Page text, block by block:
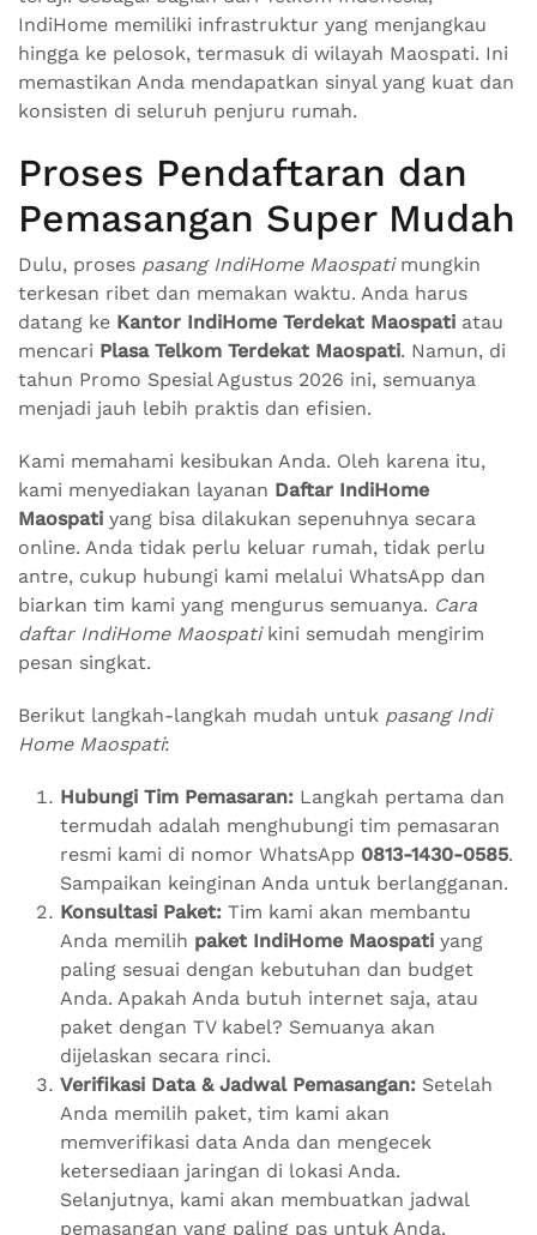
IndiHome memiliki infrastruktur yang menjangkau
hingga ke pelosok, termasuk di wilayah Maospati. Ini
memastikan Anda mendapatkan sinyal yang kuat dan
konsisten di seluruh penjuru rumah.
Proses Pendaftaran dan
Pemasangan Super Mudah
Dulu, proses pasang IndiHome Maospatimungkin
terkesan ribet dan memakan waktu. Anda harus
datang ke Kantor IndiHome Terdekat Maospati atau
mencari Plasa Telkom Terdekat Maospati. Namun, di
tahun Promo Spesial Agustus 2026 ini, semuanya
menjadi jauh lebih praktis dan efisien.
Kami memahami kesibukan Anda. Oleh karena itu,
kami menyediakan layanan Daftar IndiHome
Maospati yang bisa dilakukan sepenuhnya secara
online. Anda tidak perlu keluar rumah, tidak perlu
antre, cukup hubungi kami melalui WhatsApp dan
biarkan tim kami yang mengurus semuanya. Cara
daftar IndiHome Maospatikini semudah mengirim
pesan singkat.
Berikut langkah-langkah mudah untuk pasang Indi
Home Maospati:
Hubungi Tim Pemasaran: Langkah pertama dan
termudah adalah menghubungi tim pemasaran
resmi kami di nomor WhatsApp 0813-1430-0585.
Sampaikan keinginan Anda untuk berlangganan.
Konsultasi Paket: Tim kami akan membantu
Anda memilih paket IndiHome Maospati yang
paling sesuai dengan kebutuhan dan budget
Anda. Apakah Anda butuh internet saja, atau
paket dengan TV kabel? Semuanya akan
dijelaskan secara rinci.
Verifikasi Data & Jadwal Pemasangan: Setelah
Anda memilih paket, tim kami akan
memverifikasi data Anda dan mengecek
ketersediaan jaringan di lokasi Anda.
Selanjutnya, kami akan membuatkan jadwal
pemasangan yang paling pas untuk Anda.